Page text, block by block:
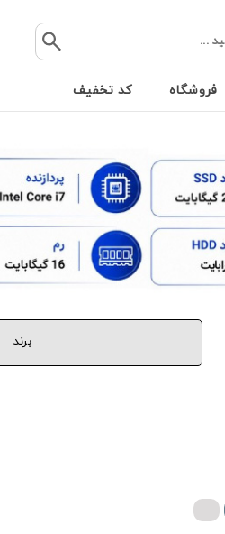
فروشگاه کد تخفیف
برند